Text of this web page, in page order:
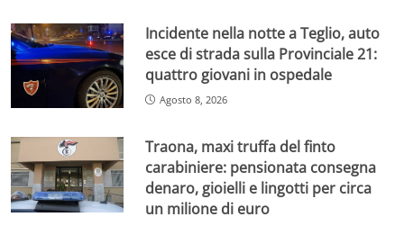
Incidente nella notte a Teglio, auto
esce di strada sulla Provinciale 21:
quattro giovani in ospedale
Agosto 8, 2026
Traona, maxi truffa del finto
carabiniere: pensionata consegna
denaro, gioielli e lingotti per circa
un milione di euro